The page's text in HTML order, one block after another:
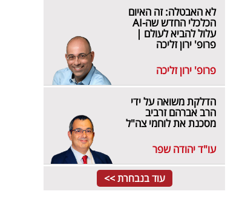
לא האבטלה: זה האיום
הכלכלי החדש שה-AI
עלול להביא לעולם |
פרופ' ירון זליכה
פרופ' ירון זליכה
הדלקת משואה על ידי
הרב אברהם זרביב
מסכנת את לוחמי צה"ל
עו"ד יהודה שפר
עוד בנבחרת >>